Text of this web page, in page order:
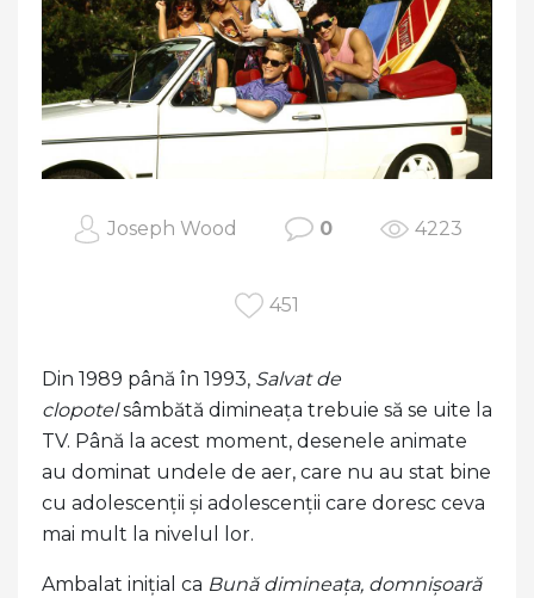
Joseph Wood 0 4223
451
Din 1989 până în 1993, Salvat de
clopotelsâmbătă dimineața trebuie să se uite la
TV. Până la acest moment, desenele animate
au dominat undele de aer, care nu au stat bine
cu adolescenții și adolescenții care doresc ceva
mai mult la nivelul lor.
Ambalat inițial ca Bună dimineața, domnișoară